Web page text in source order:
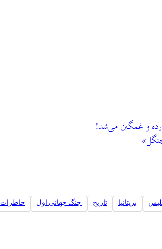
و غمگین می‌شد!
بریتانیا تاریخ جنگ جهانی اول خاطرات